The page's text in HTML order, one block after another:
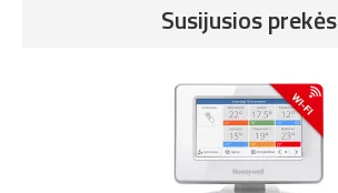
Susijusios prekės